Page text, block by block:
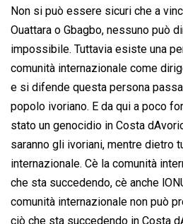
Non si può essere sicuri che a
Ouattara o Gbagbo, nessuno può
impossibile. Tuttavia esiste una
comunità internazionale come
e si difende questa persona
popolo ivoriano. E da qui a poco
stato un genocidio in Costa
saranno gli ivoriani, mentre dietro
internazionale. Cè la comunità
che sta succedendo, cè anche
comunità internazionale non può
ciò che sta succedendo in Costa